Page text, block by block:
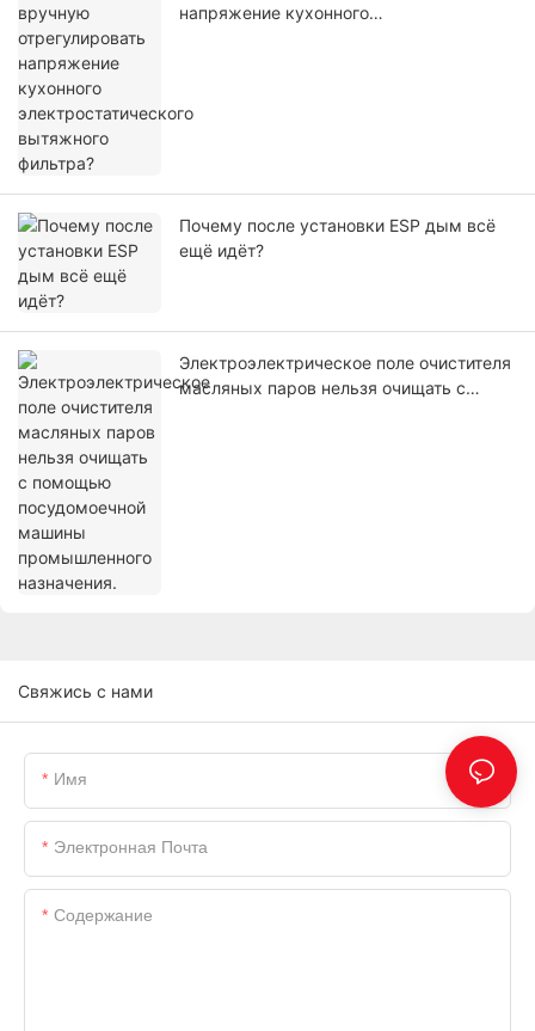
напряжение кухонного
Почему после установки ESP дым всё
ещё идёт?
Электроэлектрическое поле очистителя
масляных паров нельзя очищать с
Свяжись с нами
Имя
Электронная Почта
Содержание